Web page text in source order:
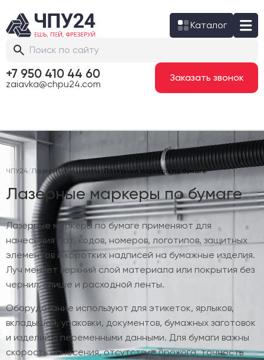
Каталог
+7 950 410 44 60
zaiavka@chpu24.com
Заказать звонок
ЧПУ24/Лазерные маркеры/Лазерные маркеры по бумаге
Лазерные маркеры по бумаге
Лазерные маркеры по бумаге применяют для
нанесения дат, кодов, номеров, логотипов, защитных
элементов и коротких надписей на бумажные изделия.
Луч меняет верхний слой материала или покрытия без
чернил, клише и расходной ленты.
Оборудование используют для этикеток, ярлыков,
вкладышей, упаковки, документов, бумажных заготовок
и изделий с переменными данными. Для бумаги важны
скорость нанесения, отсутствие прожога, точность